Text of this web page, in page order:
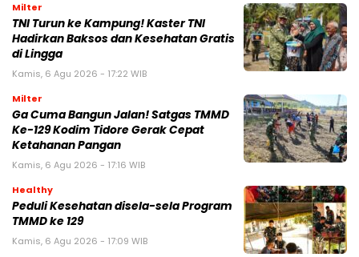
Milter
TNI Turun ke Kampung! Kaster TNI
Hadirkan Baksos dan Kesehatan Gratis
di Lingga
Kamis, 6 Agu 2026 - 17:22 WIB
Milter
Ga Cuma Bangun Jalan! Satgas TMMD
Ke-129 Kodim Tidore Gerak Cepat
Ketahanan Pangan
Kamis, 6 Agu 2026 - 17:16 WIB
Healthy
Peduli Kesehatan disela-sela Program
TMMD ke 129
Kamis, 6 Agu 2026 - 17:09 WIB